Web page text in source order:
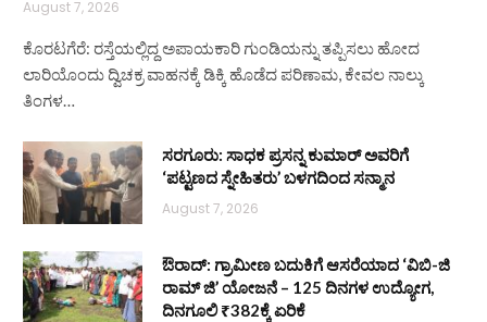
August 7, 2026
ಕೊರಟಗೆರೆ: ರಸ್ತೆಯಲ್ಲಿದ್ದ ಅಪಾಯಕಾರಿ ಗುಂಡಿಯನ್ನು ತಪ್ಪಿಸಲು ಹೋದ
ಲಾರಿಯೊಂದು ದ್ವಿಚಕ್ರ ವಾಹನಕ್ಕೆ ಡಿಕ್ಕಿ ಹೊಡೆದ ಪರಿಣಾಮ, ಕೇವಲ ನಾಲ್ಕು
ತಿಂಗಳ…
ಸರಗೂರು: ಸಾಧಕ ಪ್ರಸನ್ನ ಕುಮಾರ್ ಅವರಿಗೆ
‘ಪಟ್ಟಣದ ಸ್ನೇಹಿತರು’ ಬಳಗದಿಂದ ಸನ್ಮಾನ
August 7, 2026
ಔರಾದ್: ಗ್ರಾಮೀಣ ಬದುಕಿಗೆ ಆಸರೆಯಾದ ‘ವಿಬಿ-ಜಿ
ರಾಮ್ ಜಿ’ ಯೋಜನೆ – 125 ದಿನಗಳ ಉದ್ಯೋಗ,
ದಿನಗೂಲಿ ₹382ಕ್ಕೆ ಏರಿಕೆ